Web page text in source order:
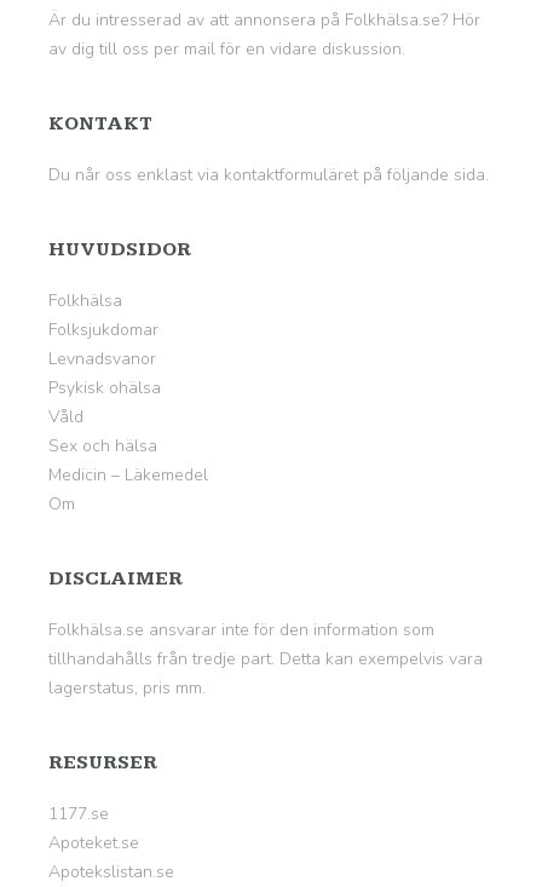
Är du intresserad av att annonsera på Folkhälsa.se? Hör
av dig till oss per mail för en vidare diskussion.
KONTAKT
Du når oss enklast via kontaktformuläret på följande sida.
HUVUDSIDOR
Folkhälsa
Folksjukdomar
Levnadsvanor
Psykisk ohälsa
Våld
Sex och hälsa
Medicin – Läkemedel
Om
DISCLAIMER
Folkhälsa.se ansvarar inte för den information som
tillhandahålls från tredje part. Detta kan exempelvis vara
lagerstatus, pris mm.
RESURSER
1177.se
Apoteket.se
Apotekslistan.se